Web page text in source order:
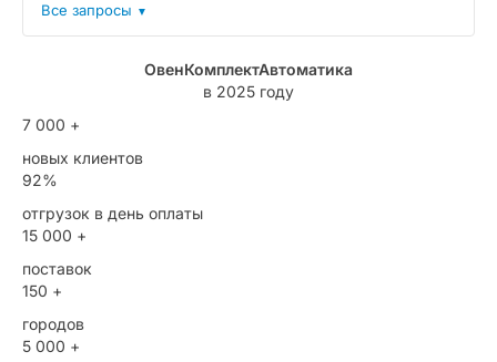
Все запросы ▼
ОвенКомплектАвтоматика
в 2025 году
7 000 +
новых клиентов
92%
отгрузок в день оплаты
15 000 +
поставок
150 +
городов
5 000 +